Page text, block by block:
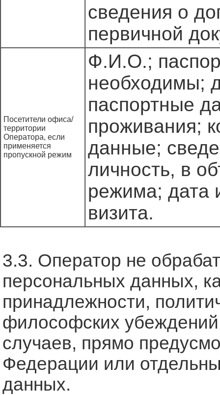
сведения о
первичной
Посетители офиса/
территории
Оператора, если
применяется
пропускной режим
Ф.И.О.;
необходимы;
паспортные
проживания;
данные;
личность, в
режима; дата
визита.
3.3. Оператор не
персональных данных,
принадлежности,
философских
случаев, прямо
Федерации или
данных.